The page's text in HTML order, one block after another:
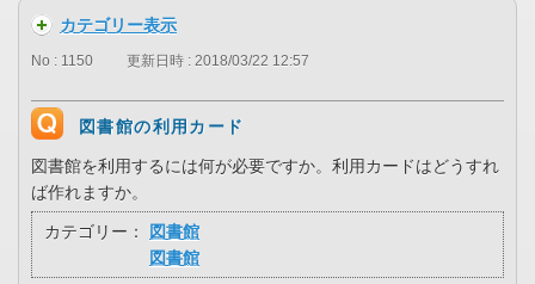
カテゴリー表示
No : 1150 更新日時 : 2018/03/22 12:57
図書館の利用カード
図書館を利用するには何が必要ですか。利用カードはどうすれ
ば作れますか。
カテゴリー：
図書館
図書館